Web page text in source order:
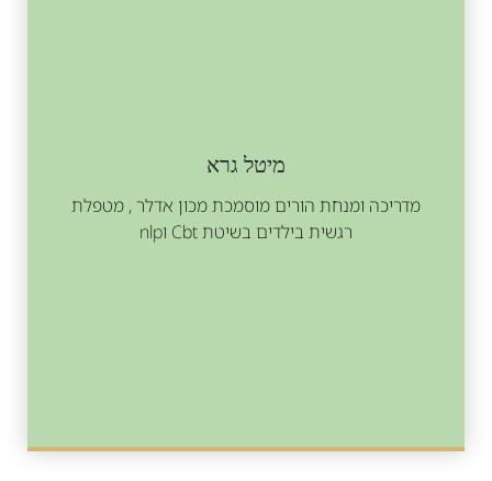
מיטל גרא
מדריכה ומנחת הורים מוסמכת מכון אדלר , מטפלת
רגשית בילדים בשיטת Cbt וnlp